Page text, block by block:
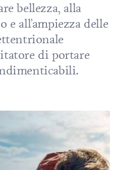
bellezza, alla
e all'ampiezza delle
di portare